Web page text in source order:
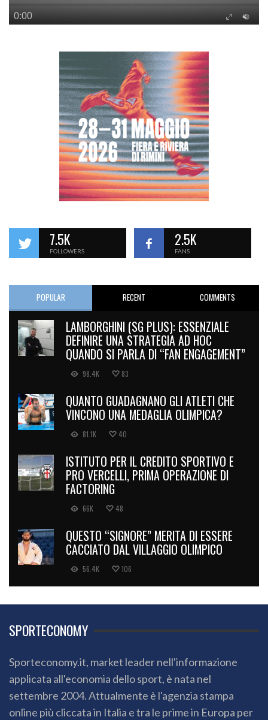
7.5K
FOLLOWERS
2.5K
FANS
POPULAR RECENT COMMENTS
LAMBORGHINI (SG PLUS): ESSENZIALE
DEFINIRE UNA STRATEGIA AD HOC
QUANDO SI PARLA DI “FAN ENGAGEMENT”
98.4K 83
QUANTO GUADAGNANO GLI ATLETI CHE
VINCONO UNA MEDAGLIA OLIMPICA?
81.1K 40
ISTITUTO PER IL CREDITO SPORTIVO E
PRO VERCELLI, PRIMA OPERAZIONE DI
FACTORING
66K 48
QUESTO “SIGNORE” MERITA DI ESSERE
CACCIATO DAL VILLAGGIO OLIMPICO
56.4K 106
SPORTECONOMY
Sporteconomy.it, market leader nell'informazione
applicata all'economia dello sport, è nata nel
settembre 2004. Attualmente è l'agenzia stampa
online più cliccata in Italia e tra le prime in Europa per